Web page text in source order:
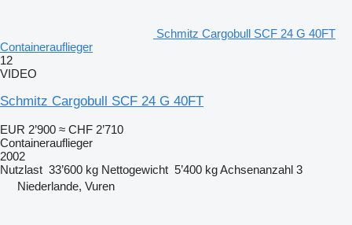
Schmitz Cargobull SCF 24 G 40FT
Containerauflieger
12
VIDEO
Schmitz Cargobull SCF 24 G 40FT
EUR 2’900 ≈ CHF 2’710
Containerauflieger
2002
Nutzlast 33’600 kg Nettogewicht 5’400 kgAchsenanzahl 3
Niederlande, Vuren